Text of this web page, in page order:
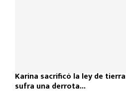
Karina sacrificó la ley de
sufra una derrota...